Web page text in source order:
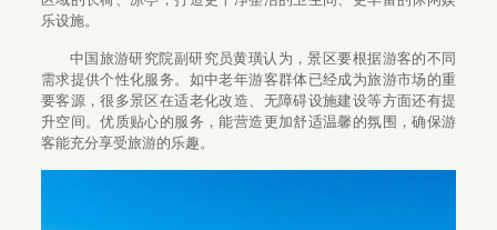
乐设施。
中国旅游研究院副研究员黄璜认为，景区要根据游客的不同
需求提供个性化服务。如中老年游客群体已经成为旅游市场的重
要客源，很多景区在适老化改造、无障碍设施建设等方面还有提
升空间。优质贴心的服务，能营造更加舒适温馨的氛围，确保游
客能充分享受旅游的乐趣。